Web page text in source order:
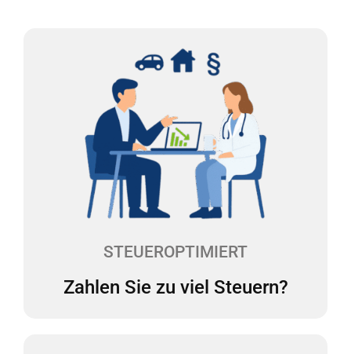
STEUEROPTIMIERT
Zahlen Sie zu viel Steuern?
Zahlen Sie zu viel Steuern?
Die Rechtsformwahl, der Pkw, Investitionen - es gibt
viele Stellschrauben, die sich auf Ihre
Steuerbelastung auswirken. Unsere Experten
werfen mindestens einmal im Jahr einen Blick auf